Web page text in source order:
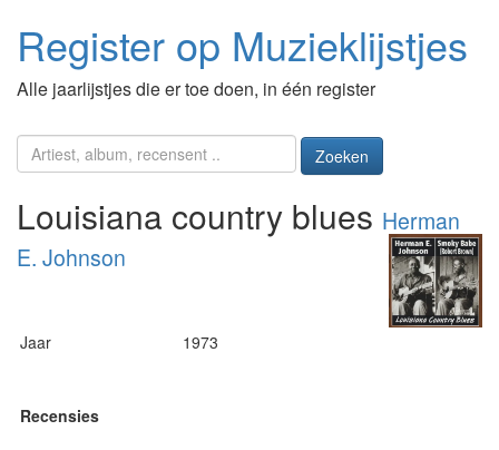
Register op Muzieklijstjes
Alle jaarlijstjes die er toe doen, in één register
Zoeken
Louisiana country blues Herman
E. Johnson
Jaar 1973
Recensies